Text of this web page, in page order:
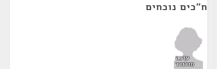
ח"כים נוכחים
עדנה
סולודר